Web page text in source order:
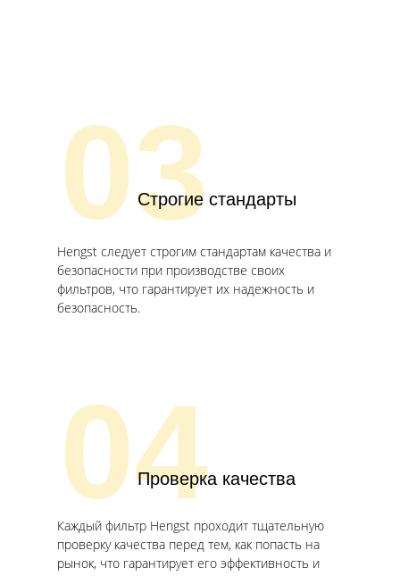
03Строгие стандарты
Hengst следует строгим стандартам качества и
безопасности при производстве своих
фильтров, что гарантирует их надежность и
безопасность.
04Проверка качества
Каждый фильтр Hengst проходит тщательную
проверку качества перед тем, как попасть на
рынок, что гарантирует его эффективность и